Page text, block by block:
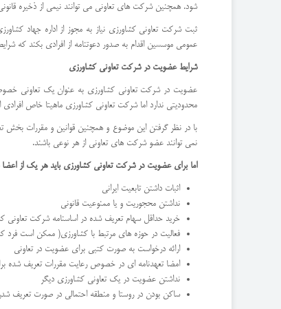
شود. همچنین شرکت های تعاونی می توانند نیمی از ذخیره
ثبت شرکت تعاونی کشاورزی نیاز به مجوز از اداره جهاد
عمومی موسسین اقدام به صدور دعوتنامه از افرادی بکند که
شرایط عضویت در شرکت تعاونی کشاورزی
عضویت در شرکت تعاونی کشاورزی به عنوان یک تعاونی
محدودیتی ندارد اما شرکت تعاونی کشاورزی ماهیتا خاص
با در نظر گرفتن این موضوع و همچنین قوانین و مقررات
نمی توانند عضو شرکت های تعاونی از هر نوعی باشند.
اما برای عضویت در شرکت تعاونی کشاورزی باید هر یک از اعضا
اثبات داشتن تابعیت ایرانی
نداشتن محجوریت و یا ممنوعیت قانونی
خرید حداقل سهام تعریف شده در اساسنامه شرکت تعاونی
فعالیت در حوزه های مرتبط با کشاورزی( ممکن است فرد
ارائه درخواست به صورت کتبی برای عضویت در تعاونی
امضا تعهدنامه ای در خصوص رعایت مقررات تعریف شده
نداشتن عضویت در یک تعاونی کشاورزی دیگر
ساکن بودن در روستا و منطقه احتمالی در صورت تعریف